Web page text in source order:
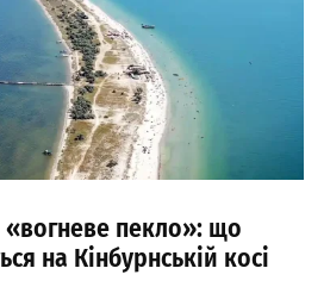
«вогневе пекло»: що
на Кінбурнській косі